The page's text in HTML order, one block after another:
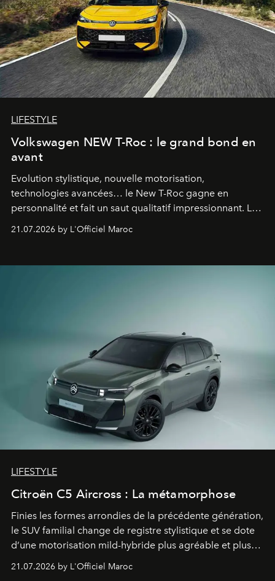
LIFESTYLE
Volkswagen NEW T-Roc : le grand bond en
avant
Evolution stylistique, nouvelle motorisation,
technologies avancées… le New T-Roc gagne en
personnalité et fait un saut qualitatif impressionnant. Le
constructeur allemand a revu en profondeur son SUV
fétiche pour le rendre plus premium. Et le pari semble
21.07.2026 by L'Officiel Maroc
LIFESTYLE
Citroën C5 Aircross : La métamorphose
Finies les formes arrondies de la précédente génération,
le SUV familial change de registre stylistique et se dote
d’une motorisation mild-hybride plus agréable et plus
économe. à n’en pas douter, le nouveau C5 Aircross a
gagné en maturité.
21.07.2026 by L'Officiel Maroc